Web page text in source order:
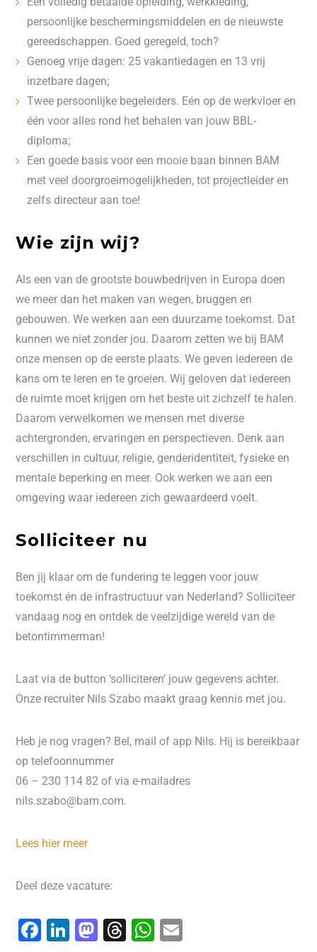
persoonlijke beschermingsmiddelen en de nieuwste
gereedschappen. Goed geregeld, toch?
Genoeg vrije dagen: 25 vakantiedagen en 13 vrij
inzetbare dagen;
Twee persoonlijke begeleiders. Eén op de werkvloer en
één voor alles rond het behalen van jouw BBL-
diploma;
Een goede basis voor een mooie baan binnen BAM
met veel doorgroeimogelijkheden, tot projectleider en
zelfs directeur aan toe!
Wie zijn wij?
Als een van de grootste bouwbedrijven in Europa doen
we meer dan het maken van wegen, bruggen en
gebouwen. We werken aan een duurzame toekomst. Dat
kunnen we niet zonder jou. Daarom zetten we bij BAM
onze mensen op de eerste plaats. We geven iedereen de
kans om te leren en te groeien. Wij geloven dat iedereen
de ruimte moet krijgen om het beste uit zichzelf te halen.
Daarom verwelkomen we mensen met diverse
achtergronden, ervaringen en perspectieven. Denk aan
verschillen in cultuur, religie, genderidentiteit, fysieke en
mentale beperking en meer. Ook werken we aan een
omgeving waar iedereen zich gewaardeerd voelt.
Solliciteer nu
Ben jij klaar om de fundering te leggen voor jouw
toekomst én de infrastructuur van Nederland? Solliciteer
vandaag nog en ontdek de veelzijdige wereld van de
betontimmerman!
Laat via de button ‘solliciteren’ jouw gegevens achter.
Onze recruiter Nils Szabo maakt graag kennis met jou.
Heb je nog vragen? Bel, mail of app Nils. Hij is bereikbaar
op telefoonnummer
06 – 230 114 82 of via e-mailadres
nils.szabo@bam.com.
Lees hier meer
Deel deze vacature:
F
Li M T
W